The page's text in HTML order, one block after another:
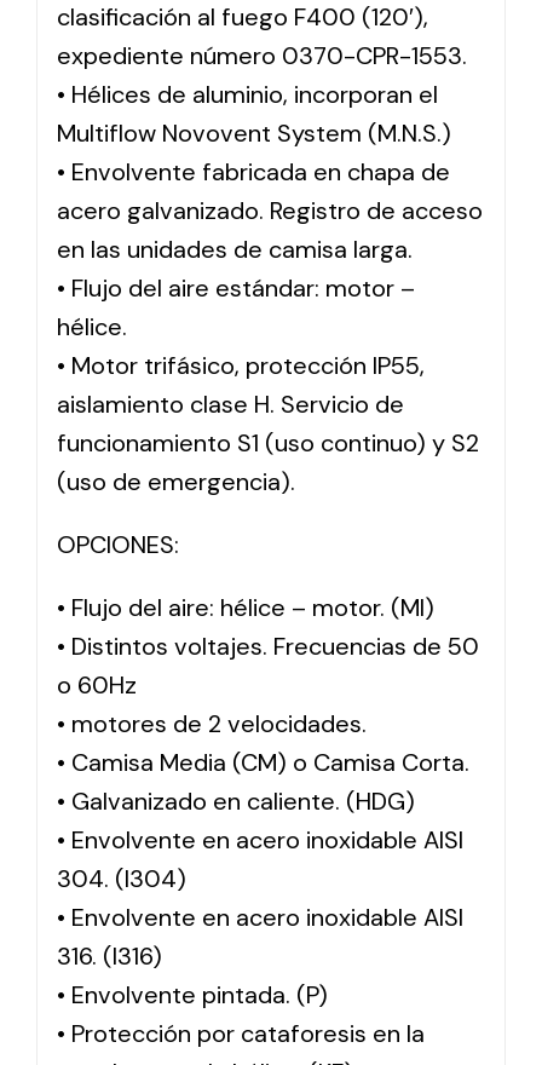
clasificación al fuego F400 (120′),
expediente número 0370-CPR-1553.
• Hélices de aluminio, incorporan el
Multiflow Novovent System (M.N.S.)
• Envolvente fabricada en chapa de
acero galvanizado. Registro de acceso
en las unidades de camisa larga.
• Flujo del aire estándar: motor –
hélice.
• Motor trifásico, protección IP55,
aislamiento clase H. Servicio de
funcionamiento S1 (uso continuo) y S2
(uso de emergencia).
OPCIONES:
• Flujo del aire: hélice – motor. (MI)
• Distintos voltajes. Frecuencias de 50
o 60Hz
• motores de 2 velocidades.
• Camisa Media (CM) o Camisa Corta.
• Galvanizado en caliente. (HDG)
• Envolvente en acero inoxidable AISI
304. (I304)
• Envolvente en acero inoxidable AISI
316. (I316)
• Envolvente pintada. (P)
• Protección por cataforesis en la